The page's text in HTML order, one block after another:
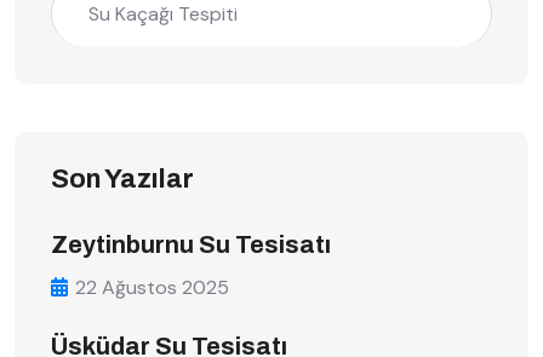
Su Kaçağı Tespiti
Son Yazılar
Zeytinburnu Su Tesisatı
22 Ağustos 2025
Üsküdar Su Tesisatı